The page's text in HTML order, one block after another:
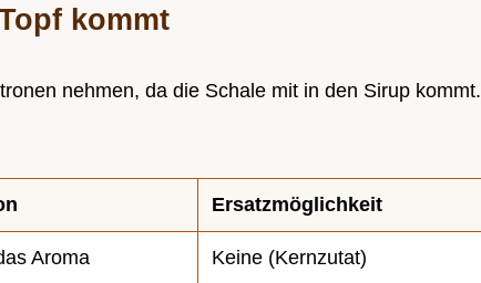
kommt
nehmen, da die Schale mit in den Sirup kommt.
Ersatzmöglichkeit
Aroma Keine (Kernzutat)